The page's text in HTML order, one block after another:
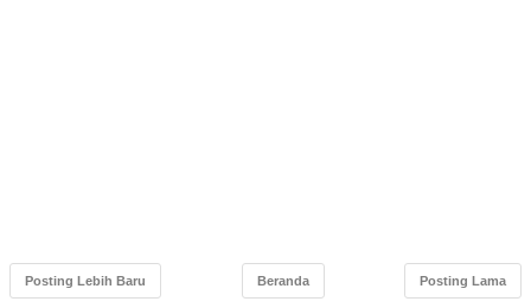
Posting Lebih Baru Posting Lama
Beranda